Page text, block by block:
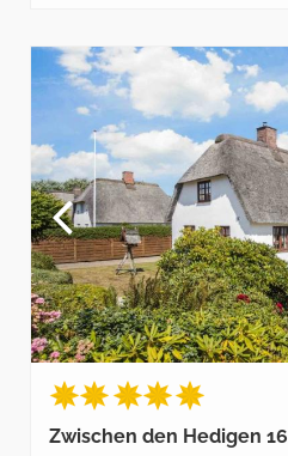
Zwischen den Hedigen 16